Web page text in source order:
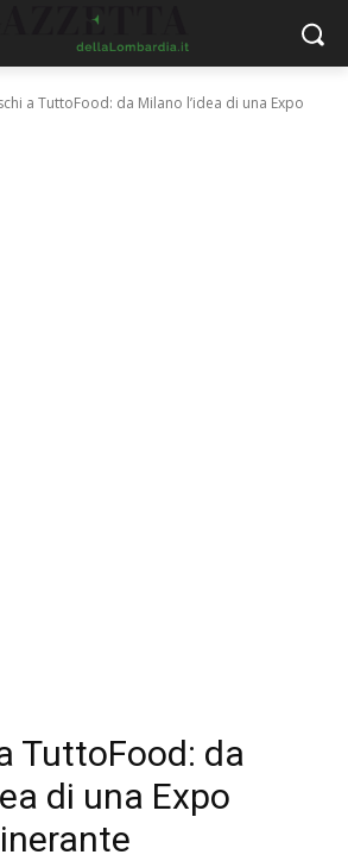
a TuttoFood: da Milano l’idea di una Expo
TuttoFood: da
di una Expo